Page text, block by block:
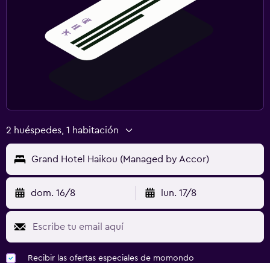
2 huéspedes, 1 habitación
Grand Hotel Haikou (Managed by Accor)
dom. 16/8 lun. 17/8
Recibir las ofertas especiales de momondo